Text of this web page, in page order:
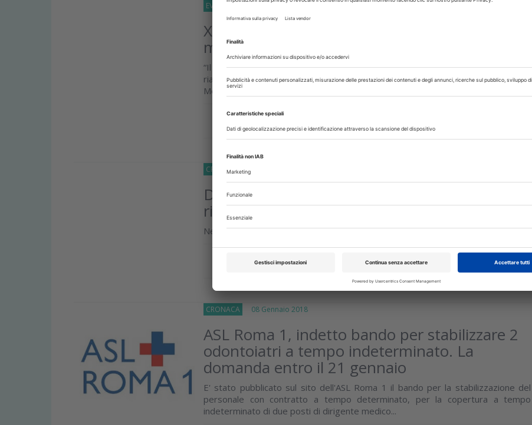
EVENTI 24 Marzo 2023
XV Meeting Mediterraneo AIOP: il 24-25
marzo a Riccione
“Il restauro dell’elemento singolo in protesi fissa: dal caso semplice alla
riabilitazione estesa”, è il titolo dell’edizione numero 15 del Meeting
Mediterraneo di AIOP che si terrà a...
Approfondisci
CRONACA 04 Aprile 2018
Da Eklund Foundation 160.000 euro per la
ricerca odontoiatrica
Nel mese di maggio attivo il sito per presentare i progetti
Approfondisci
CRONACA 08 Gennaio 2018
ASL Roma 1, indetto bando per stabilizzare 2
odontoiatri a tempo indeterminato. La
domanda entro il 21 gennaio
E' stato pubblicato sul sito dell'ASL Roma 1 il bando per la stabilizzazione del
personale con contratto a tempo determinato, per la copertura a tempo
indeterminato di due posti di dirigente medico...